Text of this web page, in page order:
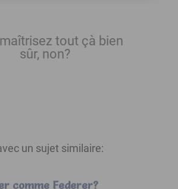
tout çà bien
sûr, non?
un sujet similaire:
comme Federer?